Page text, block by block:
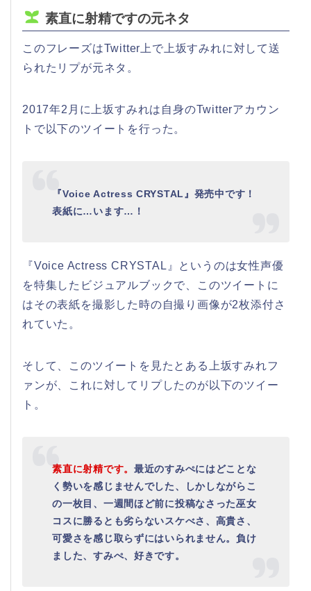
素直に射精ですの元ネタ
このフレーズはTwitter上で上坂すみれに対して送
られたリプが元ネタ。
2017年2月に上坂すみれは自身のTwitterアカウン
トで以下のツイートを行った。
『Voice Actress CRYSTAL』発売中です！
表紙に…います…！
『Voice Actress CRYSTAL』というのは女性声優
を特集したビジュアルブックで、このツイートに
はその表紙を撮影した時の自撮り画像が2枚添付さ
れていた。
そして、このツイートを見たとある上坂すみれフ
ァンが、これに対してリプしたのが以下のツイー
ト。
素直に射精です。 最近のすみぺにはどことな
く勢いを感じませんでした、しかしながらこ
の一枚目、一週間ほど前に投稿なさった巫女
コスに勝るとも劣らないスケべさ、高貴さ、
可愛さを感じ取らずにはいられません。負け
ました、すみぺ、好きです。